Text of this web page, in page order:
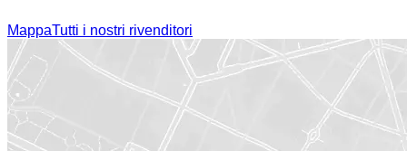
MappaTutti i nostri rivenditori